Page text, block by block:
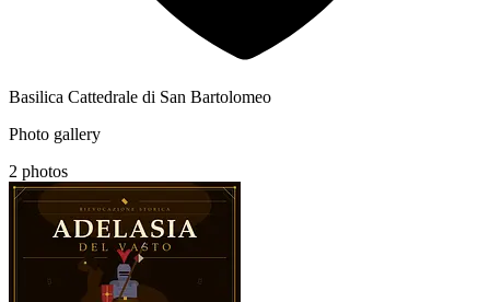
Basilica Cattedrale di San Bartolomeo
Photo gallery
2 photos